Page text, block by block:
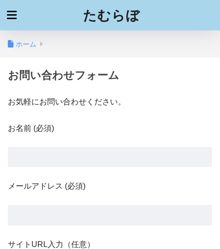
たむらぼ
ホーム
お問い合わせフォーム
お気軽にお問い合わせください。
お名前 (必須)
メールアドレス (必須)
サイトURL入力（任意）